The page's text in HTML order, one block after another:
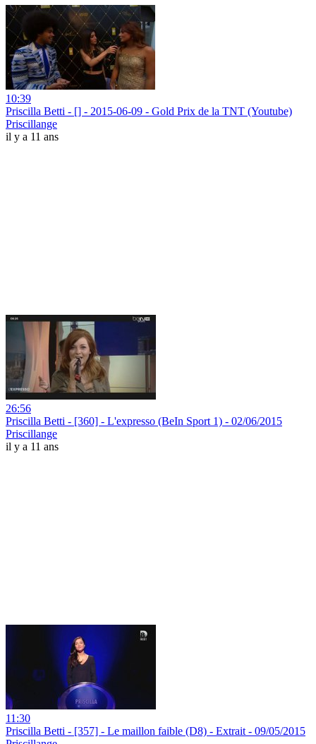
10:39
Priscilla Betti - [] - 2015-06-09 - Gold Prix de la TNT (Youtube)
Priscillange
il y a 11 ans
26:56
Priscilla Betti - [360] - L'expresso (BeIn Sport 1) - 02/06/2015
Priscillange
il y a 11 ans
11:30
Priscilla Betti - [357] - Le maillon faible (D8) - Extrait - 09/05/2015